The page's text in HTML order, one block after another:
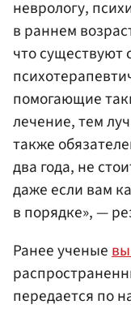
неврологу,
в раннем
что существуют
помогающие
лечение, тем
также
два года, не
даже если вам
в порядке», —
Ранее ученые
передается по